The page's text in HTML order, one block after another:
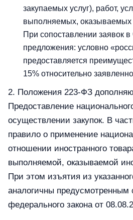
закупаемых услуг), работ,
выполняемых, оказываемых
При сопоставлении заявок в
предложения: условно
предоставляется
15% относительно
2. Положения 223-ФЗ
Предоставление
осуществлении закупок. В
правило о применение
отношении иностранного
выполняемой, оказываемой
При этом изъятия из
аналогичны предусмотренным
федерального закона от